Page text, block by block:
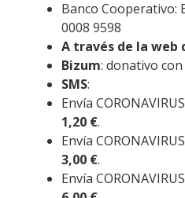
Banco Cooperativo:
0008 9598
A través de la web
Bizum: donativo
SMS:
Envía
1,20 €.
Envía
3,00 €.
Envía